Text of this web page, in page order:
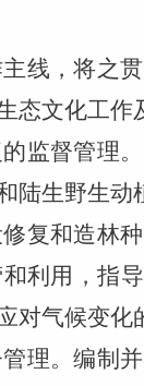
线，将
态文化工作
监督管
生野生动
复和造
利用，指
气候变化
理。编